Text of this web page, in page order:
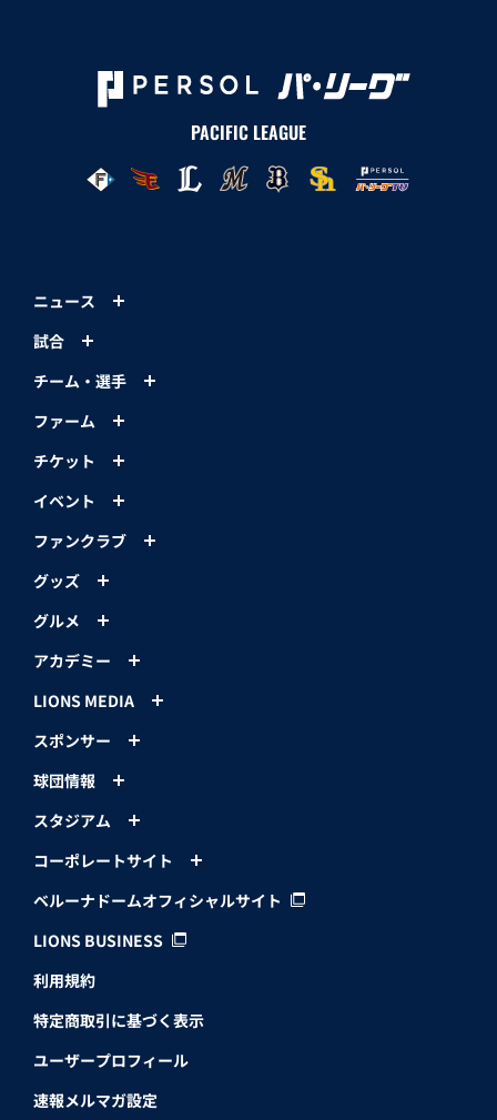
PACIFIC LEAGUE
ニュース
試合
チーム・選手
ファーム
チケット
イベント
ファンクラブ
グッズ
グルメ
アカデミー
LIONS MEDIA
スポンサー
球団情報
スタジアム
コーポレートサイト
ベルーナドームオフィシャルサイト
LIONS BUSINESS
利用規約
特定商取引に基づく表示
ユーザープロフィール
速報メルマガ設定